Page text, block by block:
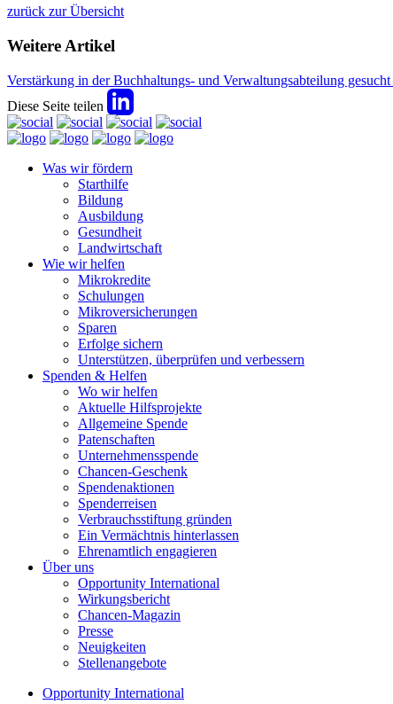
zurück zur Übersicht
Weitere Artikel
Verstärkung in der Buchhaltungs- und Verwaltungsabteilung gesucht
Diese Seite teilen
Was wir fördern
Starthilfe
Bildung
Ausbildung
Gesundheit
Landwirtschaft
Wie wir helfen
Mikrokredite
Schulungen
Mikroversicherungen
Sparen
Erfolge sichern
Unterstützen, überprüfen und verbessern
Spenden & Helfen
Wo wir helfen
Aktuelle Hilfsprojekte
Allgemeine Spende
Patenschaften
Unternehmensspende
Chancen-Geschenk
Spendenaktionen
Spenderreisen
Verbrauchsstiftung gründen
Ein Vermächtnis hinterlassen
Ehrenamtlich engagieren
Über uns
Opportunity International
Wirkungsbericht
Chancen-Magazin
Presse
Neuigkeiten
Stellenangebote
Opportunity International